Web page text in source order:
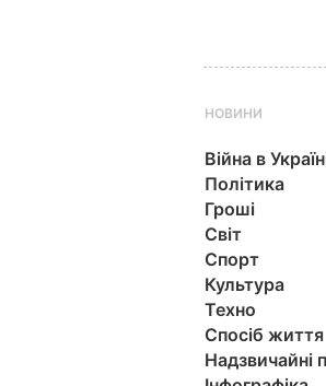
НОВИНИ
Війна в
Політика
Гроші
Світ
Спорт
Культура
Техно
Спосіб життя
Надзвичайні